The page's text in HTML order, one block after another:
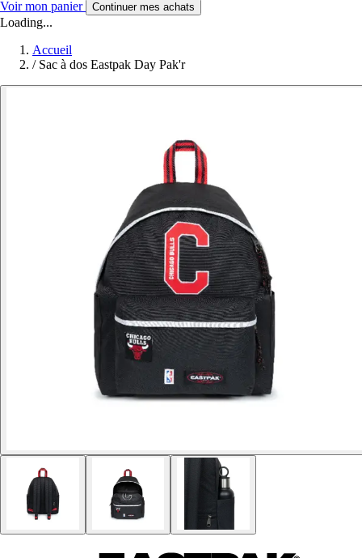
Voir mon panier Continuer mes achats
Loading...
Accueil
/ Sac à dos Eastpak Day Pak'r